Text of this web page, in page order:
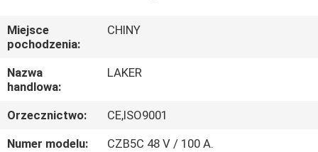
NAS
WYCIECZKA
PO
FABRYCE
Miejsce
pochodzenia:
CHINY
Nazwa
handlowa:
LAKER
Orzecznictwo:
CE,ISO9001
Numer modelu:
CZB5C 48 V / 100 A.